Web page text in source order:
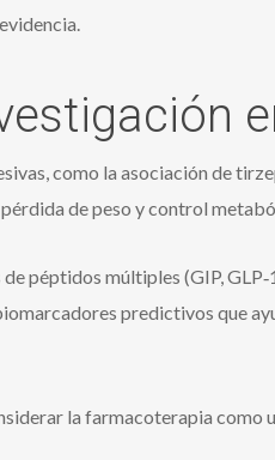
como la asociación de
de peso y control
péptidos múltiples (GIP,
predictivos que
la farmacoterapia como